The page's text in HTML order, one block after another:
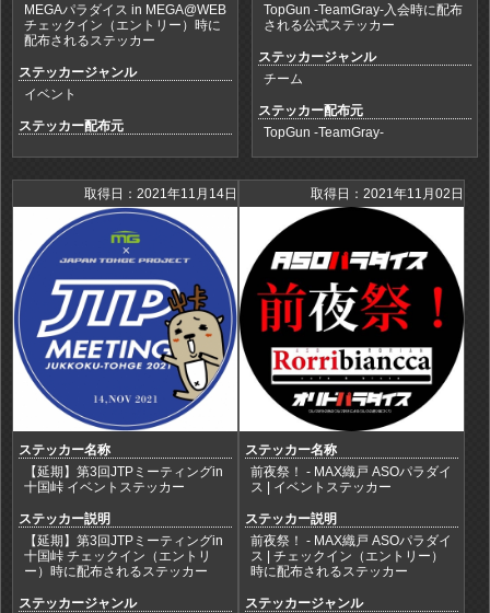
MEGAパラダイス in MEGA@WEB
チェックイン（エントリー）時に
配布されるステッカー
ステッカージャンル
イベント
ステッカー配布元
TopGun -TeamGray-入会時に配布
される公式ステッカー
ステッカージャンル
チーム
ステッカー配布元
TopGun -TeamGray-
取得日：2021年11月14日
ステッカー名称
【延期】第3回JTPミーティングin
十国峠 イベントステッカー
ステッカー説明
【延期】第3回JTPミーティングin
十国峠 チェックイン（エントリ
ー）時に配布されるステッカー
ステッカージャンル
取得日：2021年11月02日
ステッカー名称
前夜祭！ - MAX織戸 ASOパラダイ
ス | イベントステッカー
ステッカー説明
前夜祭！ - MAX織戸 ASOパラダイ
ス | チェックイン（エントリー）
時に配布されるステッカー
ステッカージャンル